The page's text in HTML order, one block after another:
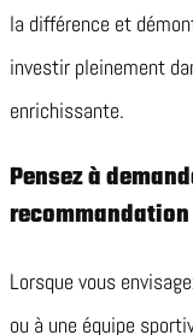
la différence et
investir pleinement
enrichissante.
Pensez à
recommandation
Lorsque vous
ou à une équipe